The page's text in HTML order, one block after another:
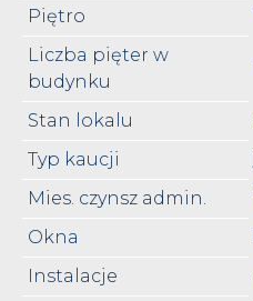
Piętro
Liczba pięter w
budynku
Stan lokalu
Typ kaucji
Mies. czynsz admin.
Okna
Instalacje